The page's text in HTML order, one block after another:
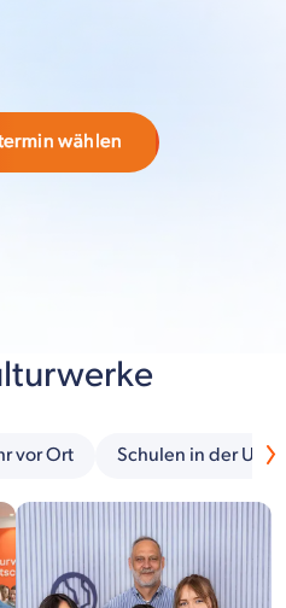
wählen
vor Ort Schulen in der